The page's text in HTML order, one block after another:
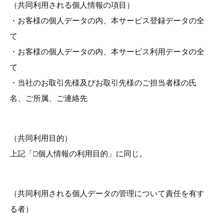
（共同利用される個人情報の項目）
・お客様の個人データの内、本サービス登録データの全
て
・お客様の個人データの内、本サービス利用データの全
て
・当社のお取引先様及びお取引先様のご担当者様の氏
名、ご所属、ご連絡先
（共同利用目的）
上記「□個人情報の利用目的」に同じ。
（共同利用される個人データの管理について責任を有す
る者）